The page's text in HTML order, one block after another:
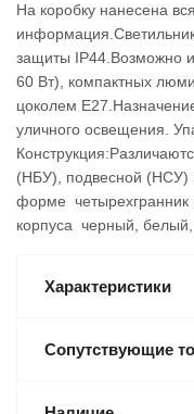
На коробку нанесена
защиты IP44.Возможно
60 Вт), компактных
цоколем
уличного освещения.
(НБУ), подвесной (НСУ)
форме четырехгранник
корпуса черный,
Характеристики
Сопутствующие